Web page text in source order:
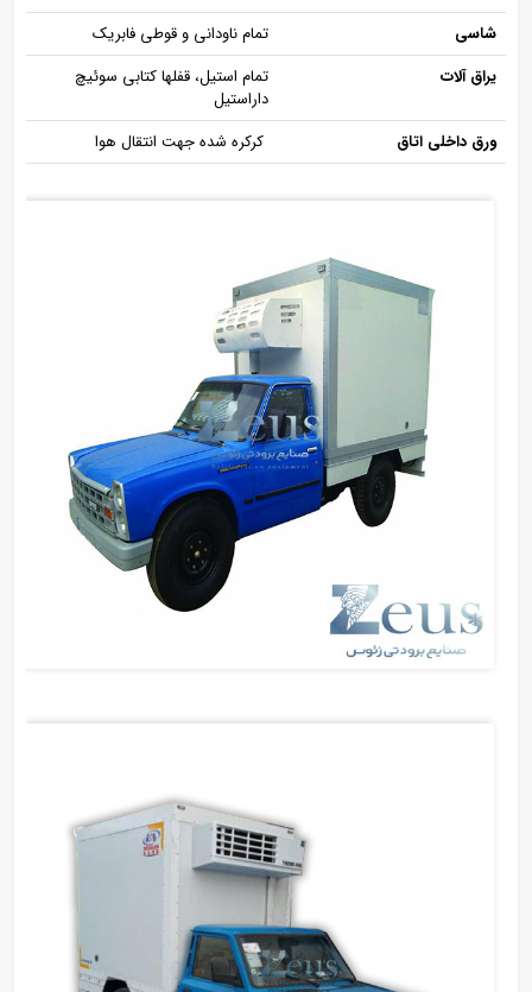
شاسی
تمام ناودانی و قوطی فابریک
یراق آلات
تمام استیل، قفلها کتابی سوئیچ
داراستیل
ورق داخلی اتاق
کرکره شده جهت انتقال هوا